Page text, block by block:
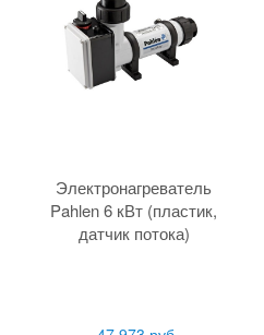
Электронагреватель
Pahlen 6 кВт (пластик,
датчик потока)